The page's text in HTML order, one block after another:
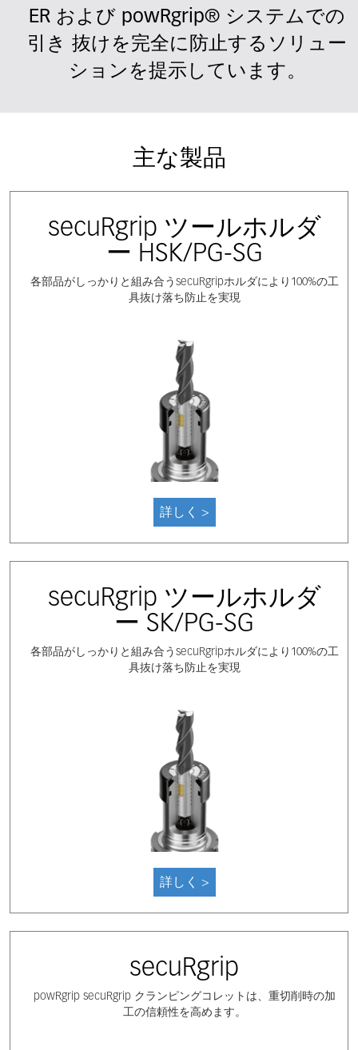
ER および powRgrip® システムでの
引き 抜けを完全に防止するソリュー
ションを提示しています。
主な製品
secuRgrip ツールホルダ
ー HSK/PG-SG
各部品がしっかりと組み合うsecuRgripホルダにより100%の工
具抜け落ち防止を実現
詳しく >
secuRgrip ツールホルダ
ー SK/PG-SG
各部品がしっかりと組み合うsecuRgripホルダにより100%の工
具抜け落ち防止を実現
詳しく >
secuRgrip
powRgrip secuRgrip クランピングコレットは、重切削時の加
工の信頼性を高めます。